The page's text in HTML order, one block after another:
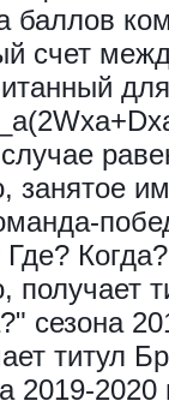
баллов
счет
занятое
получает
сезона
титул
2019-2020